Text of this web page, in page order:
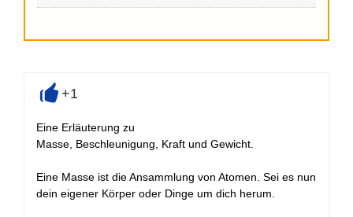
+1
Eine Erläuterung zu
Masse, Beschleunigung, Kraft und Gewicht.
Eine Masse ist die Ansammlung von Atomen. Sei es nun
dein eigener Körper oder Dinge um dich herum.